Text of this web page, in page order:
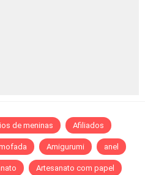
de meninas Afiliados
Amigurumi anel
Artesanato com papel